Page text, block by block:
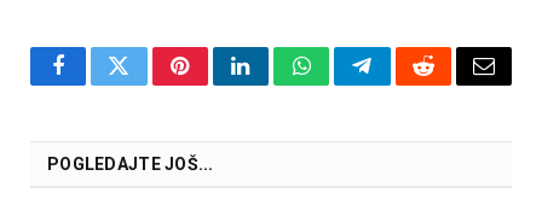
FacebookTwitterPinterestLinkedInWhatsAppTelegramRedditEmail
POGLEDAJTE JOŠ...